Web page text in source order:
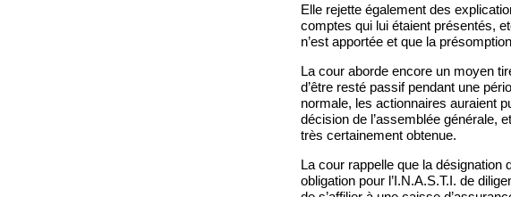
Elle rejette également des
comptes qui lui étaient présentés,
n’est apportée et que la
La cour aborde encore un moyen
d’être resté passif pendant une
normale, les actionnaires auraient
décision de l’assemblée générale,
très certainement obtenue.
La cour rappelle que la désignation
obligation pour l’I.N.A.S.T.I. de